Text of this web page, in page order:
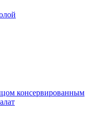
консервированным